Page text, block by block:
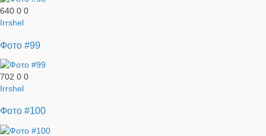
640 0 0
Irrshel
Фото #99
702 0 0
Irrshel
Фото #100